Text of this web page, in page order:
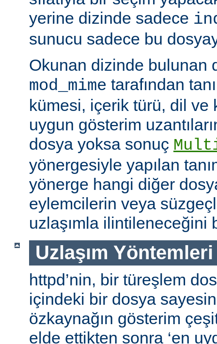
yerine dizinde sadece
sunucu sadece bu
Okunan dizinde bulunan
mod_mime tarafından
kümesi, içerik türü, dil ve
uygun gösterim
dosya yoksa sonuç
yönergesiyle yapılan
yönerge hangi diğer
eylemcilerin veya
uzlaşımla ilintileneceğini
Uzlaşım Yöntemleri
httpd’nin, bir türeşlem
içindeki bir dosya
özkaynağın gösterim
elde ettikten sonra ‘en